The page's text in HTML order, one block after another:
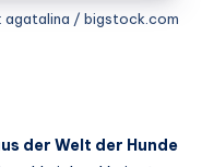
agatalina / bigstock.com
der Welt der Hunde